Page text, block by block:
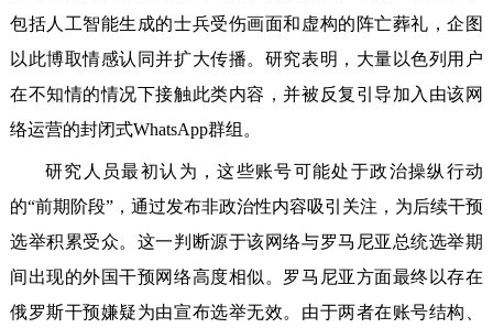
包括人工智能生成的士兵受伤画面和虚构的阵亡葬礼，企图
以此博取情感认同并扩大传播。研究表明，大量以色列用户
在不知情的情况下接触此类内容，并被反复引导加入由该网
络运营的封闭式WhatsApp群组。
研究人员最初认为，这些账号可能处于政治操纵行动
的“前期阶段”，通过发布非政治性内容吸引关注，为后续干预
选举积累受众。这一判断源于该网络与罗马尼亚总统选举期
间出现的外国干预网络高度相似。罗马尼亚方面最终以存在
俄罗斯干预嫌疑为由宣布选举无效。由于两者在账号结构、